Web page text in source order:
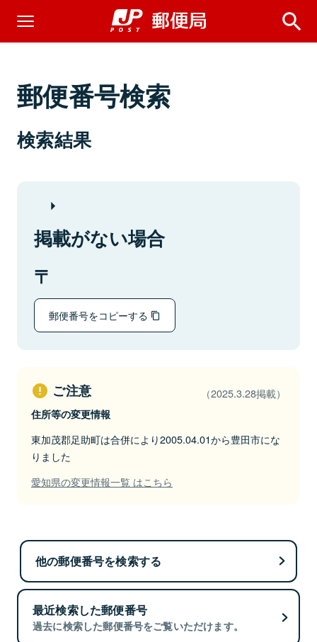
郵便番号検索
検索結果
掲載がない場合
郵便番号をコピーする
ご注意 （2025.3.28掲載）
住所等の変更情報
東加茂郡足助町は合併により2005.04.01から豊田市にな
りました
愛知県の変更情報一覧 はこちら
他の郵便番号を検索する
最近検索した郵便番号
過去に検索した郵便番号をご覧いただけます。